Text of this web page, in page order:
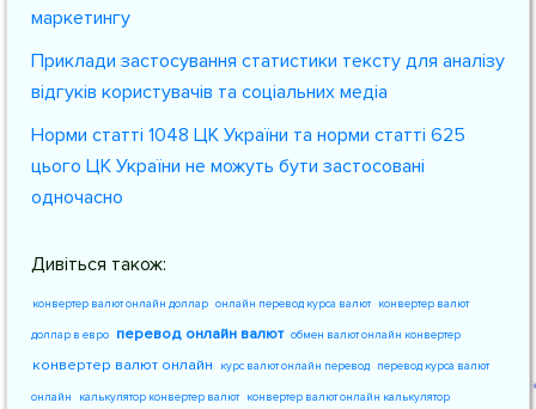
маркетингу
Приклади застосування статистики тексту для аналізу
відгуків користувачів та соціальних медіа
Норми статті 1048 ЦК України та норми статті 625
цього ЦК України не можуть бути застосовані
одночасно
Дивіться також:
конвертер валют онлайн доллар онлайн перевод курса валют конвертер валют
доллар в евро перевод онлайн валют обмен валют онлайн конвертер
конвертер валют онлайн курс валют онлайн перевод перевод курса валют
онлайн калькулятор конвертер валют конвертер валют онлайн калькулятор